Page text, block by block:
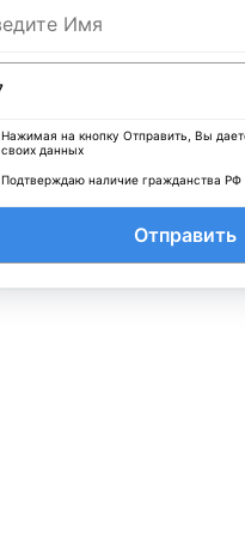
Нажимая на кнопку Отправить, Вы
своих данных
Подтверждаю наличие гражданства РФ
Отправить